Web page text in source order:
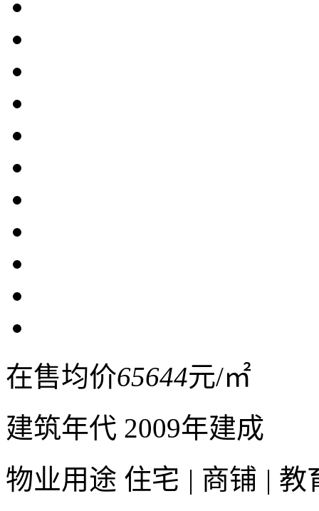
在售均价65644元/㎡
建筑年代 2009年建成
物业用途 住宅 | 商铺 | 教